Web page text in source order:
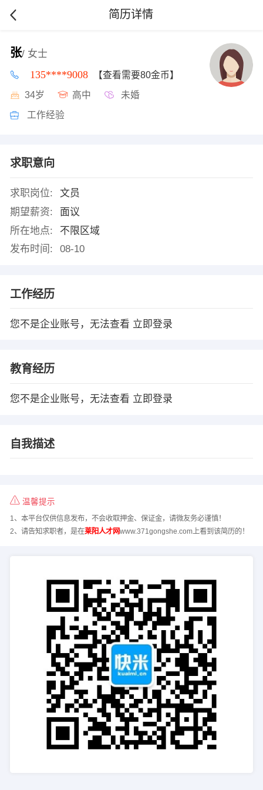
简历详情
张/ 女士
135****9008 【查看需要80金币】
34岁 高中 未婚
工作经验
求职意向
求职岗位:
文员
期望薪资:
面议
所在地点:
不限区域
发布时间:
08-10
工作经历
您不是企业账号，无法查看 立即登录
教育经历
您不是企业账号，无法查看 立即登录
自我描述
温馨提示
1、本平台仅供信息发布，不会收取押金、保证金，请微友务必谨慎！
2、请告知求职者，是在莱阳人才网www.371gongshe.com上看到该简历的！